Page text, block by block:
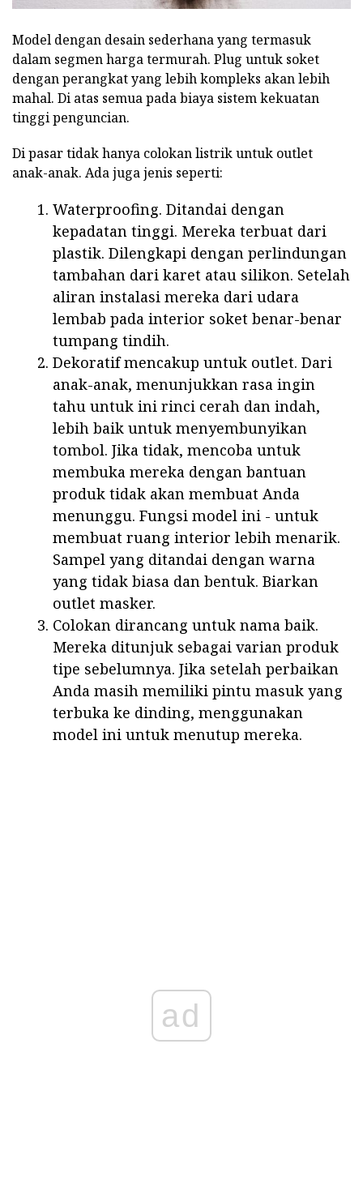
Model dengan desain sederhana yang termasuk
dalam segmen harga termurah. Plug untuk soket
dengan perangkat yang lebih kompleks akan lebih
mahal. Di atas semua pada biaya sistem kekuatan
tinggi penguncian.
Di pasar tidak hanya colokan listrik untuk outlet
anak-anak. Ada juga jenis seperti:
Waterproofing. Ditandai dengan
kepadatan tinggi. Mereka terbuat dari
plastik. Dilengkapi dengan perlindungan
tambahan dari karet atau silikon. Setelah
aliran instalasi mereka dari udara
lembab pada interior soket benar-benar
tumpang tindih.
Dekoratif mencakup untuk outlet. Dari
anak-anak, menunjukkan rasa ingin
tahu untuk ini rinci cerah dan indah,
lebih baik untuk menyembunyikan
tombol. Jika tidak, mencoba untuk
membuka mereka dengan bantuan
produk tidak akan membuat Anda
menunggu. Fungsi model ini - untuk
membuat ruang interior lebih menarik.
Sampel yang ditandai dengan warna
yang tidak biasa dan bentuk. Biarkan
outlet masker.
Colokan dirancang untuk nama baik.
Mereka ditunjuk sebagai varian produk
tipe sebelumnya. Jika setelah perbaikan
Anda masih memiliki pintu masuk yang
terbuka ke dinding, menggunakan
model ini untuk menutup mereka.
ad